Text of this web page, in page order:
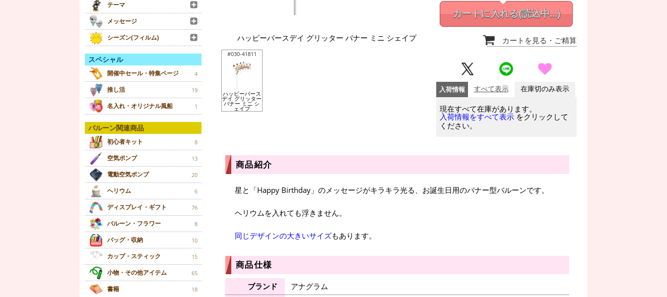
テーマ
メッセージ
シーズン(フィルム)
スペシャル
開催中セール・特集ページ 4
推し活 19
名入れ・オリジナル風船 1
バルーン関連商品
初心者キット 8
空気ポンプ 13
電動空気ポンプ 20
ヘリウム 6
ディスプレイ・ギフト 76
バルーン・フラワー 8
バッグ・収納 10
カップ・スティック 15
小物・その他アイテム 65
書籍 18
ハッピーバースデイ グリッター バナー ミニ シェイプ
#030-41811
ハッピーバース
デイ グリッター
バナー ミニ シ
ェイプ
カートに入れる(読込中...)
カートを見る ・ご精算
入荷情報 すべて表示 在庫切のみ表示
現在すべて在庫があります。
入荷情報をすべて表示 をクリックして
ください。
商品紹介
星と「Happy Birthday」のメッセージがキラキラ光る、お誕生日用のバナー型バルーンです。
ヘリウムを入れても浮きません。
同じデザインの大きいサイズもあります。
商品仕様
ブランド
アナグラム